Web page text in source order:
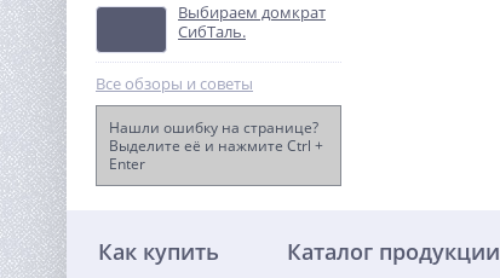
Вибротрамбовка ТОR
HCR80C (Lifan)
Выбираем домкрат
СибТаль.
Все обзоры и советы
Нашли ошибку на странице?
Выделите её и нажмите Ctrl +
Enter
Как купить Каталог продукции